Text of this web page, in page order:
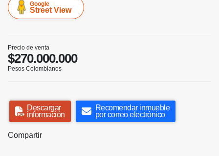
Google
Street View
Precio de venta
$270.000.000
Pesos Colombianos
Descargar
información
Recomendar inmueble
por correo electrónico
Compartir